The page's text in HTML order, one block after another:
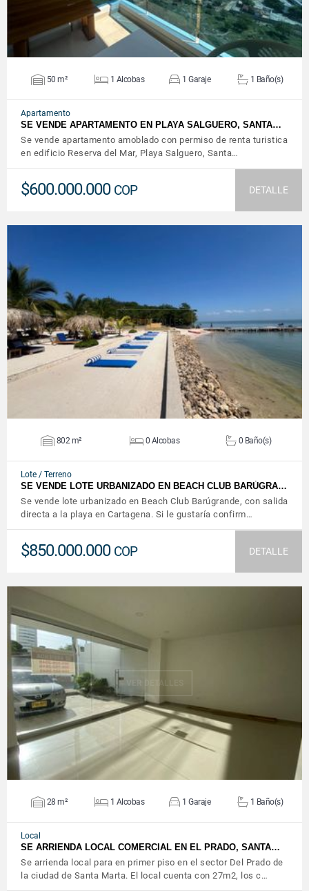
50 m² 1 Alcobas 1 Garaje 1 Baño(s)
Apartamento
SE VENDE APARTAMENTO EN PLAYA SALGUERO, SANTA…
Se vende apartamento amoblado con permiso de renta turistica
en edificio Reserva del Mar, Playa Salguero, Santa…
$600.000.000 COP DETALLE
VER DETALLES
802 m² 0 Alcobas 0 Baño(s)
Lote / Terreno
SE VENDE LOTE URBANIZADO EN BEACH CLUB BARÚGRA…
Se vende lote urbanizado en Beach Club Barúgrande, con salida
directa a la playa en Cartagena. Si le gustaría confirm…
$850.000.000 COP DETALLE
28 m² 1 Alcobas 1 Garaje 1 Baño(s)
Local
SE ARRIENDA LOCAL COMERCIAL EN EL PRADO, SANTA…
Se arrienda local para en primer piso en el sector Del Prado de
la ciudad de Santa Marta. El local cuenta con 27m2, los c…